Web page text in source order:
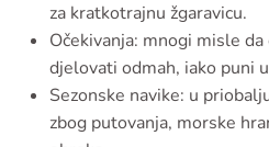
za kratkotrajnu žgaravicu.
Očekivanja: mnogi misle
djelovati odmah, iako puni
Sezonske navike: u
zbog putovanja, morske